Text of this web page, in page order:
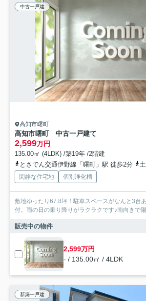
中古一戸建
高知市曙町
高知市曙町 中古一戸建て
2,599万円
135.00㎡ (4LDK) /築19年 /2階建
とさでん交通伊野線「曙町」駅 徒歩2分
土
閑静な住宅地 個別浄化槽
敷地ゆったり67.8坪！駐車スペースがなんと3台
付。雨の日の乗り降りがラクラクです♪南向きで
販売中の物件
2,599万円
- / 135.00㎡ / 4LDK
新築一戸建